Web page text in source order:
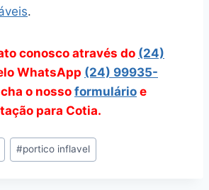
.
conosco através do (24)
WhatsApp (24) 99935-
o nosso formulário e
para Cotia.
#portico inflavel